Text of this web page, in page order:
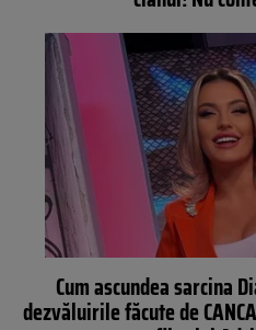
Cum ascundea sarcina
dezvăluirile făcute de